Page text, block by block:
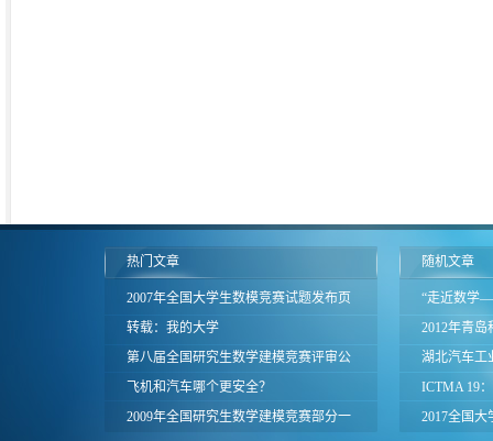
热门文章
2007年全国大学生数模竞赛试题发布页
面
转载：我的大学
第八届全国研究生数学建模竞赛评审公
告
飞机和汽车哪个更安全？
2009年全国研究生数学建模竞赛部分一
随机文章
“走近数学
月2日开课
2012年青
数学建模竞
湖北汽车工
试题
ICTMA 19
与应用会议
2017全国